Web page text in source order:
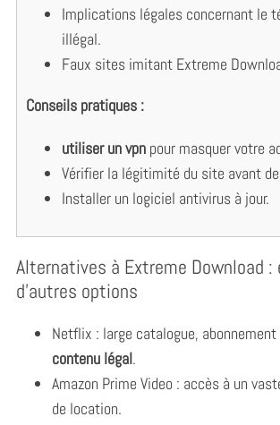
Implications légales concernant le
illégal.
Faux sites imitant Extreme
Conseils pratiques :
utiliser un vpnpour masquer votre
Vérifier la légitimité du site avant
Installer un logiciel antivirus à jour.
Alternatives à Extreme Download :
d’autres options
Netflix : large catalogue,
contenu légal.
Amazon Prime Video : accès à un
de location.